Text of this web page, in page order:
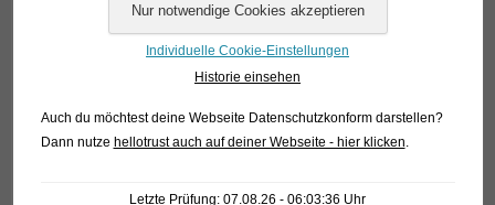
Wie auch immer: Rote Pacus fehlen in kaum einem Schau-
importieren sie allerdings nicht als große, sondern als kleine
Individuelle Cookie-Einstellungen
Historie einsehen
Auch du möchtest deine Webseite Datenschutzkonform darstellen?
Dann nutze hellotrust auch auf deiner Webseite - hier klicken
Letzte Prüfung: 07.08.26 - 06:03:36 Uhr